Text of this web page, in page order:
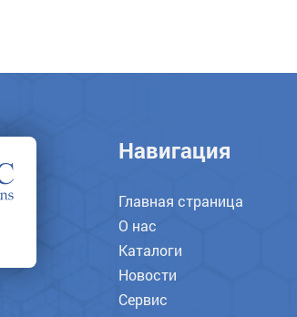
Навигация
Главная страница
О нас
Каталоги
Новости
Сервис